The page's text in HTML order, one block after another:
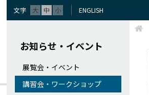
お知らせ・イベント
展覧会・イベント
講習会・ワークショップ
文字 大 中 小 ENGLISH